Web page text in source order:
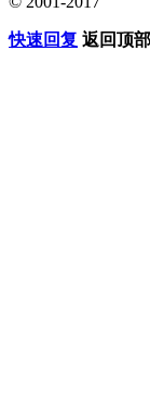
快速回复 返回顶部